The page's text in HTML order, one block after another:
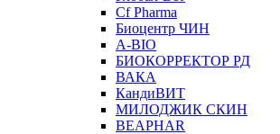
Cf Pharma
Биоцентр ЧИН
A-BIO
БИОКОРРЕКТОР РД
ВАКА
КандиВИТ
МИЛОДЖИК СКИН
BEAPHAR